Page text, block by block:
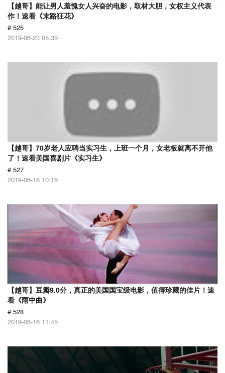
【越哥】能让男人羞愧女人兴奋的电影，取材大胆，女权主义代表
作！速看《末路狂花》
# 525
2019-06-23 05:35
【越哥】70岁老人应聘当实习生，上班一个月，女老板就离不开他
了！速看美国喜剧片《实习生》
# 527
2019-06-18 10:16
【越哥】豆瓣9.0分，真正的美国国宝级电影，值得珍藏的佳片！速
看《雨中曲》
# 528
2019-06-16 11:45